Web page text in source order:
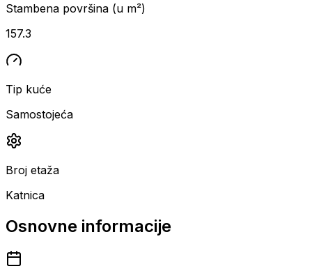
Stambena površina (u m²)
157.3
Tip kuće
Samostojeća
Broj etaža
Katnica
Osnovne informacije